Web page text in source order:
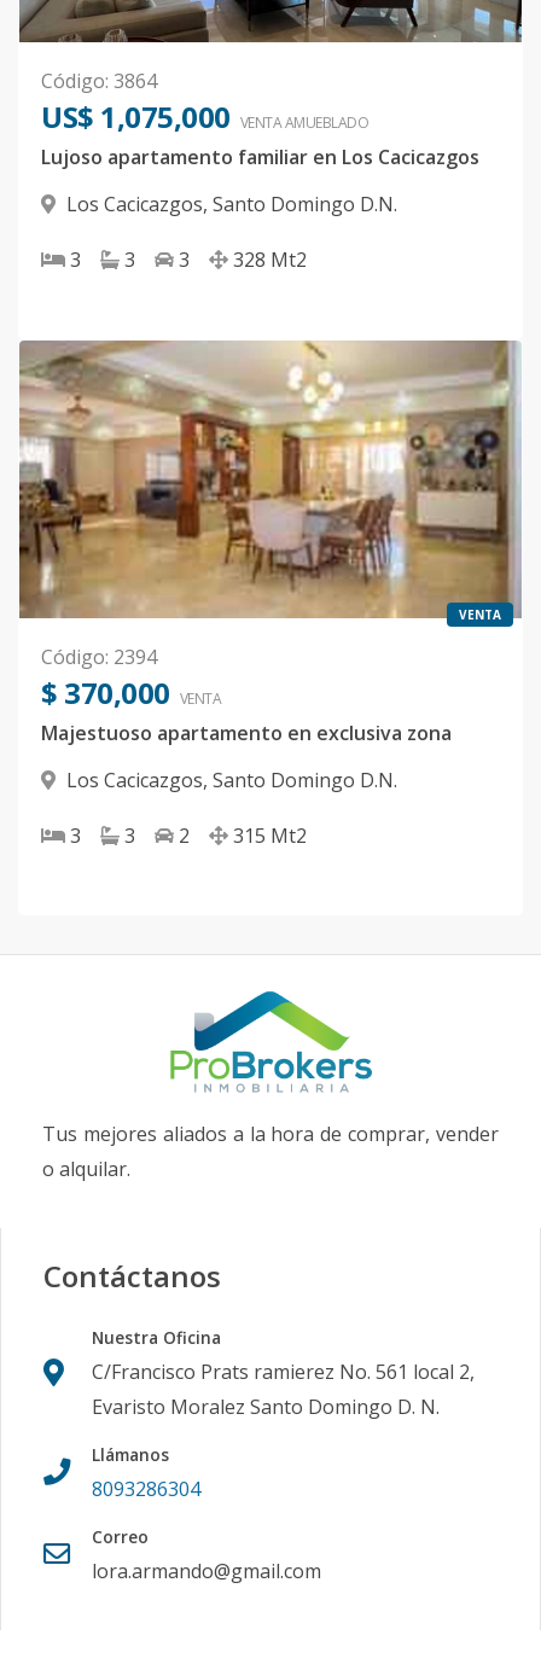
Código: 3864
US$ 1,075,000 VENTA AMUEBLADO
Lujoso apartamento familiar en Los Cacicazgos
Los Cacicazgos, Santo Domingo D.N.
3 3 3 328 Mt2
VENTA
Código: 2394
$ 370,000 VENTA
Majestuoso apartamento en exclusiva zona
Los Cacicazgos, Santo Domingo D.N.
3 3 2 315 Mt2
Tus mejores aliados a la hora de comprar, vender
o alquilar.
Contáctanos
Nuestra Oficina
C/Francisco Prats ramierez No. 561 local 2,
Evaristo Moralez Santo Domingo D. N.
Llámanos
8093286304
Correo
lora.armando@gmail.com